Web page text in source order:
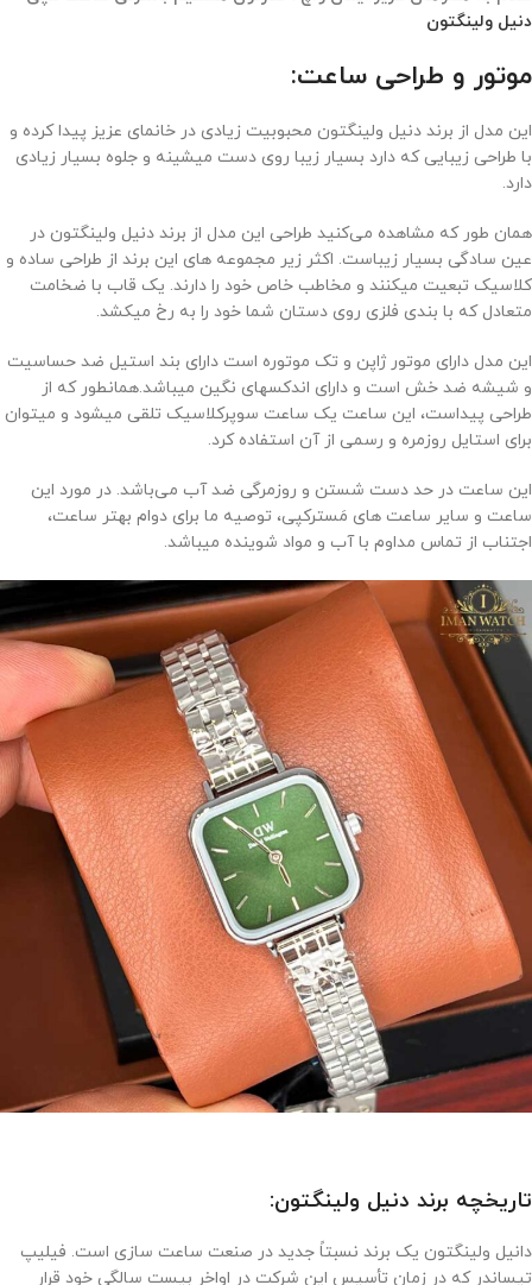
دنیل ولینگتون
موتور و طراحی ساعت:
این مدل از برند دنیل ولینگتون محبوبیت زیادی در خانمای عزیز پیدا کرده و
با طراحی زیبایی که دارد بسیار زیبا روی دست میشینه و جلوه بسیار زیادی
دارد.
همان طور که مشاهده می‌کنید طراحی این مدل از برند دنیل ولینگتون در
عین سادگی بسیار زیباست. اکثر زیر مجموعه های این برند از طراحی ساده و
کلاسیک تبعیت میکنند و مخاطب خاص خود را دارند. یک قاب با ضخامت
متعادل که با بندی فلزی روی دستان شما خود را به رخ میکشد.
این مدل دارای موتور ژاپن و تک موتوره است دارای بند استیل ضد حساسیت
و شیشه ضد خش است و دارای اندکسهای نگین میباشد.همانطور که از
طراحی پیداست، این ساعت یک ساعت سوپرکلاسیک تلقی میشود و میتوان
برای استایل روزمره و رسمی از آن استفاده کرد.
این ساعت در حد دست شستن و روزمرگی ضد آب می‌باشد. در مورد این
ساعت و سایر ساعت های مَسترکپی، توصیه ما برای دوام بهتر ساعت،
اجتناب از تماس مداوم با آب و مواد شوینده میباشد.
تاریخچه برند دنیل ولینگتون:
دانیل ولینگتون یک برند نسبتاً جدید در صنعت ساعت سازی است. فیلیپ
تیساندر که در زمان تأسیس این شرکت در اواخر بیست سالگی خود قرار